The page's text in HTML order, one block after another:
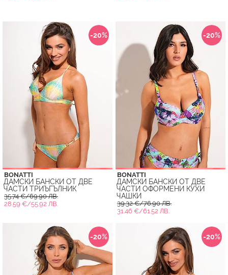
-20%
BONATTI
ДАМСКИ БАНСКИ ОТ ДВЕ
ЧАСТИ ТРИЪГЪЛНИК
35.74 €/69.90 ЛВ.
28.59 €/55.92 ЛВ.
-20%
BONATTI
ДАМСКИ БАНСКИ ОТ ДВЕ
ЧАСТИ ОФОРМЕНИ КУХИ
ЧАШКИ
39.32 €/76.90 ЛВ.
31.46 €/61.52 ЛВ.
-20% -20%